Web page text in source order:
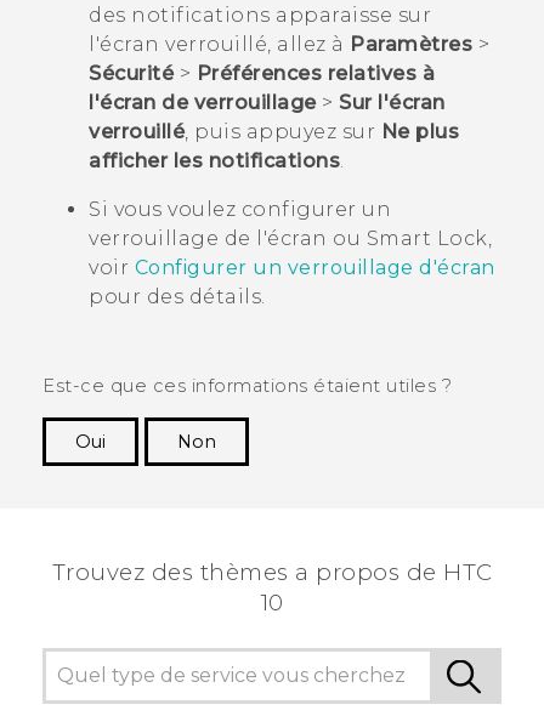
des notifications apparaisse sur
l'écran verrouillé, allez à Paramètres >
Sécurité> Préférences relatives à
l'écran de verrouillage> Sur l'écran
verrouillé, puis appuyez sur Ne plus
afficher les notifications.
Si vous voulez configurer un
verrouillage de l'écran ou Smart Lock,
voir Configurer un verrouillage d'écran
pour des détails.
Est-ce que ces informations étaient utiles ?
Oui
Non
Trouvez des thèmes a propos de HTC
10